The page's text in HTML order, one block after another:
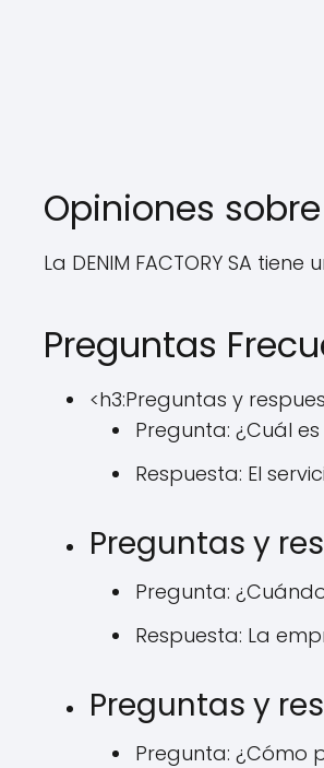
Opiniones sobre
La DENIM FACTORY SA
Preguntas
<h3:Preguntas y
Pregunta: ¿Cuál es
Respuesta: El
Preguntas y
Pregunta: ¿Cuándo
Respuesta: La
Preguntas y
Pregunta: ¿Cómo